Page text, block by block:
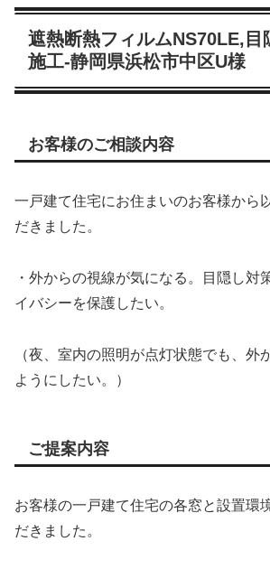
遮熱断熱フィルムNS70LE,目
施工-静岡県浜松市中区U様
お客様のご相談内容
一戸建て住宅にお住まいのお客様から
だきました。
・外からの視線が気になる。目隠し対
イバシーを保護したい。
（夜、室内の照明が点灯状態でも、外
ようにしたい。）
ご提案内容
お客様の一戸建て住宅の各窓と設置環
だきました。